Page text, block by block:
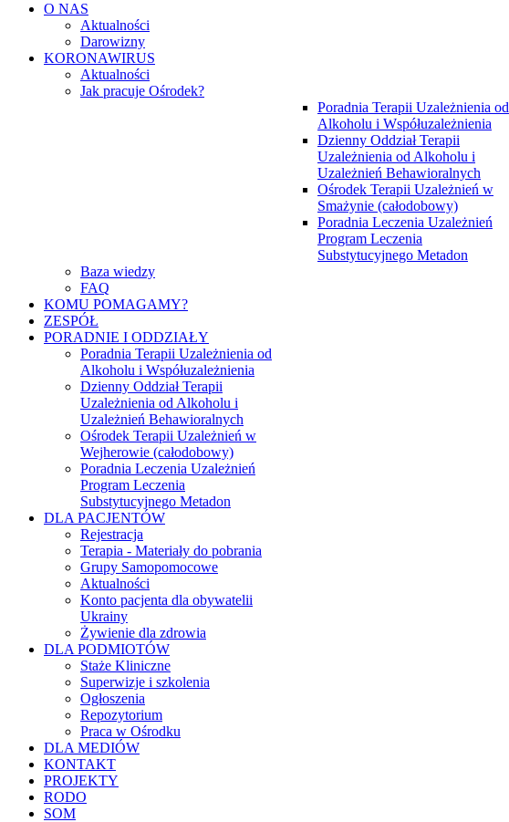
O NAS
Aktualności
Darowizny
KORONAWIRUS
Aktualności
Jak pracuje Ośrodek?
Poradnia Terapii Uzależnienia od
Alkoholu i Współuzależnienia
Dzienny Oddział Terapii
Uzależnienia od Alkoholu i
Uzależnień Behawioralnych
Ośrodek Terapii Uzależnień w
Smażynie (całodobowy)
Poradnia Leczenia Uzależnień
Program Leczenia
Substytucyjnego Metadon
Baza wiedzy
FAQ
KOMU POMAGAMY?
ZESPÓŁ
PORADNIE I ODDZIAŁY
Poradnia Terapii Uzależnienia od
Alkoholu i Współuzależnienia
Dzienny Oddział Terapii
Uzależnienia od Alkoholu i
Uzależnień Behawioralnych
Ośrodek Terapii Uzależnień w
Wejherowie (całodobowy)
Poradnia Leczenia Uzależnień
Program Leczenia
Substytucyjnego Metadon
DLA PACJENTÓW
Rejestracja
Terapia - Materiały do pobrania
Grupy Samopomocowe
Aktualności
Konto pacjenta dla obywatelii
Ukrainy
Żywienie dla zdrowia
DLA PODMIOTÓW
Staże Kliniczne
Superwizje i szkolenia
Ogłoszenia
Repozytorium
Praca w Ośrodku
DLA MEDIÓW
KONTAKT
PROJEKTY
RODO
SOM